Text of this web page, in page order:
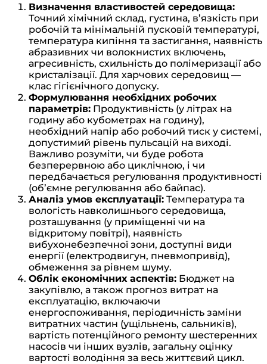
Визначення властивостей середовища:
Точний хімічний склад, густина, в’язкість при
робочій та мінімальній пусковій температурі,
температура кипіння та застигання, наявність
абразивних чи волокнистих включень,
агресивність, схильність до полімеризації або
кристалізації. Для харчових середовищ —
клас гігієнічного допуску.
Формулювання необхідних робочих
параметрів: Продуктивність (у літрах на
годину або кубометрах на годину),
необхідний напір або робочий тиск у системі,
допустимий рівень пульсацій на виході.
Важливо розуміти, чи буде робота
безперервною або циклічною, і чи
передбачається регулювання продуктивності
(об’ємне регулювання або байпас).
Аналіз умов експлуатації: Температура та
вологість навколишнього середовища,
розташування (у приміщенні чи на
відкритому повітрі), наявність
вибухонебезпечної зони, доступні види
енергії (електродвигун, пневмопривід),
обмеження за рівнем шуму.
Облік економічних аспектів: Бюджет на
закупівлю, а також прогноз витрат на
експлуатацію, включаючи
енергоспоживання, періодичність заміни
витратних частин (ущільнень, сальників),
вартість потенційного ремонту шестеренних
насосів чи інших вузлів, загальну оцінку
вартості володіння за весь життєвий цикл.